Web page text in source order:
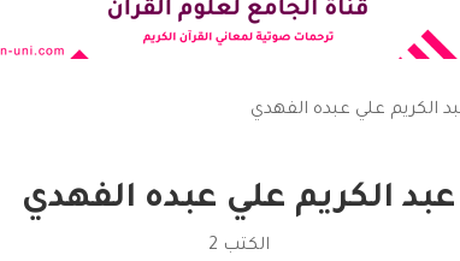
الكريم علي عبده الفهدي
عبد الكريم علي عبده الفهدي
الكتب 2